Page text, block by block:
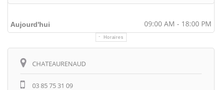
Aujourd'hui 09:00 AM - 18:00 PM
Horaires
CHATEAURENAUD
03 85 75 31 09